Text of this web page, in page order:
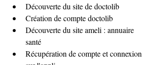
Découverte du site de doctolib
Création de compte doctolib
Découverte du site ameli : annuaire
santé
Récupération de compte et connexion